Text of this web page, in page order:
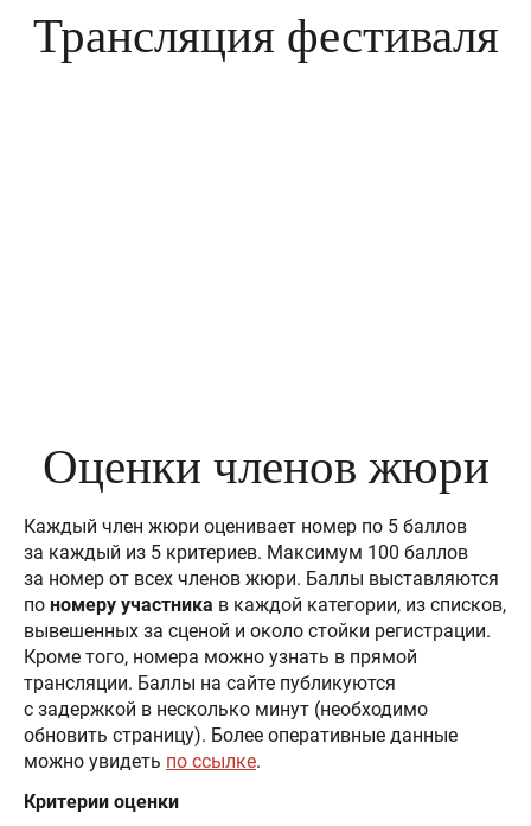
Трансляция фестиваля
Оценки членов жюри
Каждый член жюри оценивает номер по 5 баллов
за каждый из 5 критериев. Максимум 100 баллов
за номер от всех членов жюри. Баллы выставляются
по номеру участника в каждой категории, из списков,
вывешенных за сценой и около стойки регистрации.
Кроме того, номера можно узнать в прямой
трансляции. Баллы на сайте публикуются
с задержкой в несколько минут (необходимо
обновить страницу). Более оперативные данные
можно увидеть по ссылке.
Критерии оценки